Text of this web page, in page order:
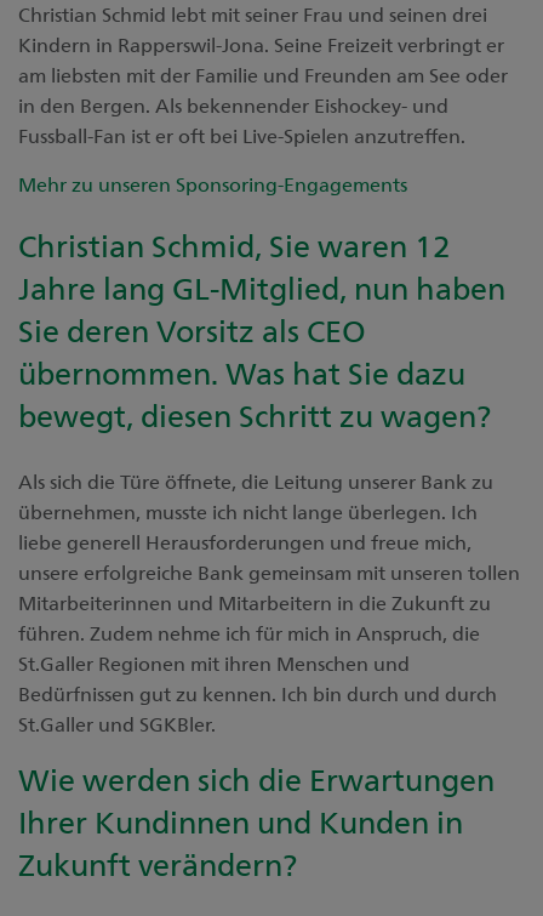
Christian Schmid lebt mit seiner Frau und seinen drei
Kindern in Rapperswil-Jona. Seine Freizeit verbringt er
am liebsten mit der Familie und Freunden am See oder
in den Bergen. Als bekennender Eishockey- und
Fussball-Fan ist er oft bei Live-Spielen anzutreffen.
Mehr zu unseren Sponsoring-Engagements
Christian Schmid, Sie waren 12
Jahre lang GL-Mitglied, nun haben
Sie deren Vorsitz als CEO
übernommen. Was hat Sie dazu
bewegt, diesen Schritt zu wagen?
Als sich die Türe öffnete, die Leitung unserer Bank zu
übernehmen, musste ich nicht lange überlegen. Ich
liebe generell Herausforderungen und freue mich,
unsere erfolgreiche Bank gemeinsam mit unseren tollen
Mitarbeiterinnen und Mitarbeitern in die Zukunft zu
führen. Zudem nehme ich für mich in Anspruch, die
St.Galler Regionen mit ihren Menschen und
Bedürfnissen gut zu kennen. Ich bin durch und durch
St.Galler und SGKBler.
Wie werden sich die Erwartungen
Ihrer Kundinnen und Kunden in
Zukunft verändern?